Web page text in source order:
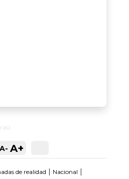
A- A+
de realidad | Nacional |